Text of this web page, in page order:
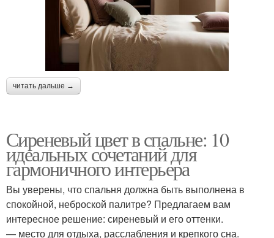
читать дальше →
Сиреневый цвет в спальне: 10
идеальных сочетаний для
гармоничного интерьера
Вы уверены, что спальня должна быть выполнена в
спокойной, неброской палитре? Предлагаем вам
интересное решение: сиреневый и его оттенки.
— место для отдыха, расслабления и крепкого сна.